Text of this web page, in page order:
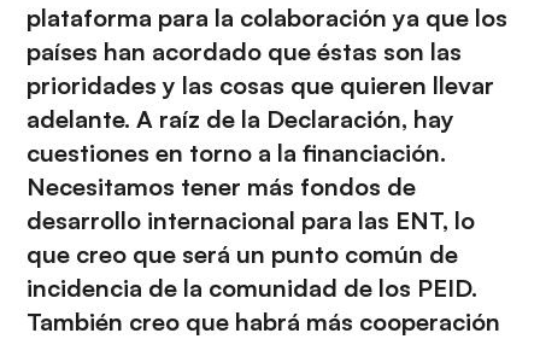
plataforma para la colaboración ya que los
países han acordado que éstas son las
prioridades y las cosas que quieren llevar
adelante. A raíz de la Declaración, hay
cuestiones en torno a la financiación.
Necesitamos tener más fondos de
desarrollo internacional para las ENT, lo
que creo que será un punto común de
incidencia de la comunidad de los PEID.
También creo que habrá más cooperación